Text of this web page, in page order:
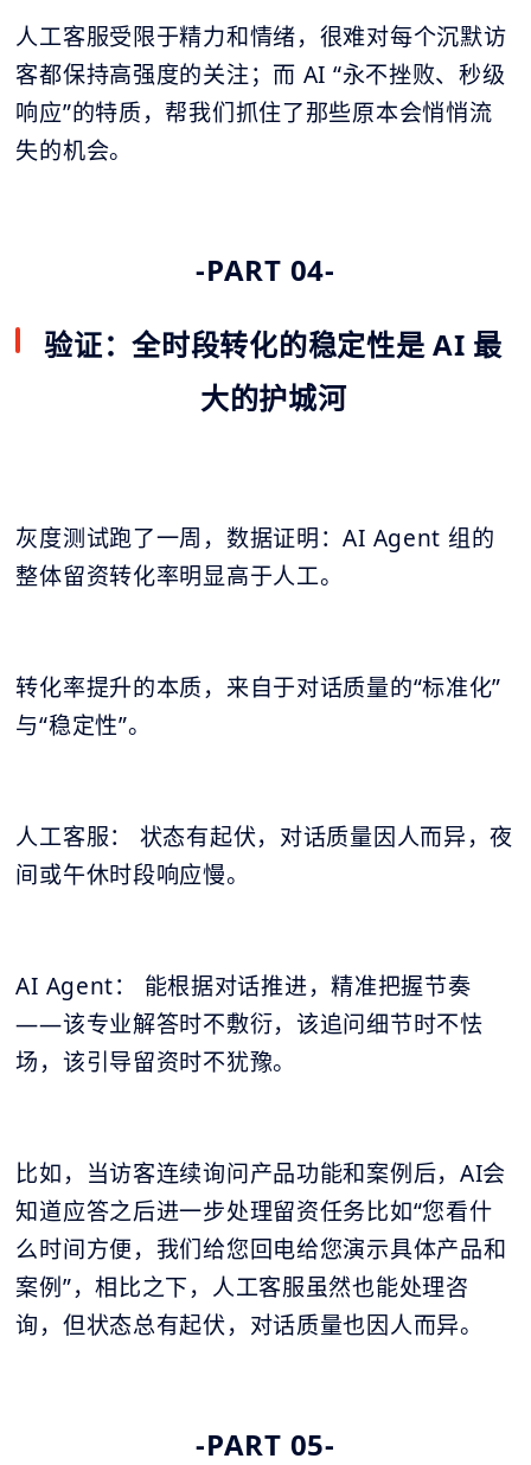
人工客服受限于精力和情绪，很难对每个沉默访
客都保持高强度的关注；而 AI “永不挫败、秒级
响应”的特质，帮我们抓住了那些原本会悄悄流
失的机会。
-PART 04-
验证：全时段转化的稳定性是 AI 最
大的护城河
灰度测试跑了一周，数据证明：AI Agent 组的
整体留资转化率明显高于人工。
转化率提升的本质，来自于对话质量的“标准化”
与“稳定性”。
人工客服： 状态有起伏，对话质量因人而异，夜
间或午休时段响应慢。
AI Agent： 能根据对话推进，精准把握节奏
——该专业解答时不敷衍，该追问细节时不怯
场，该引导留资时不犹豫。
比如，当访客连续询问产品功能和案例后，AI会
知道应答之后进一步处理留资任务比如“您看什
么时间方便，我们给您回电给您演示具体产品和
案例”，相比之下，人工客服虽然也能处理咨
询，但状态总有起伏，对话质量也因人而异。
-PART 05-